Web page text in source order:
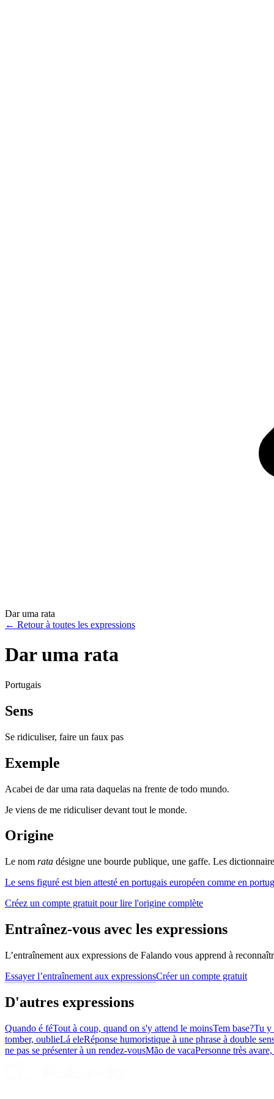
Dar uma rata
← Retour à toutes les expressions
Dar uma rata
Portugais
Sens
Se ridiculiser, faire un faux pas
Exemple
Acabei de dar uma rata daquelas na frente de todo mundo.
Je viens de me ridiculiser devant tout le monde.
Origine
Le nom rata désigne une bourde publique, une gaffe. Les
Le sens figuré est bien attesté en portugais européen comme en
Créez un compte gratuit pour lire l'origine complète
Entraînez-vous avec les expressions
L’entraînement aux expressions de Falando vous apprend à
Essayer l’entraînement aux expressionsCréer un compte gratuit
D'autres expressions
Quando é féTout à coup, quand on s'y attend le moinsTem base?Tu y
tomber, oublieLá eleRéponse humoristique à une phrase à double
ne pas se présenter à un rendez-vousMão de vacaPersonne très